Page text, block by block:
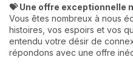
💝 Une offre exceptionnelle
Vous êtes nombreux à nous
histoires, vos espoirs et vos
entendu votre désir de
répondons avec une offre